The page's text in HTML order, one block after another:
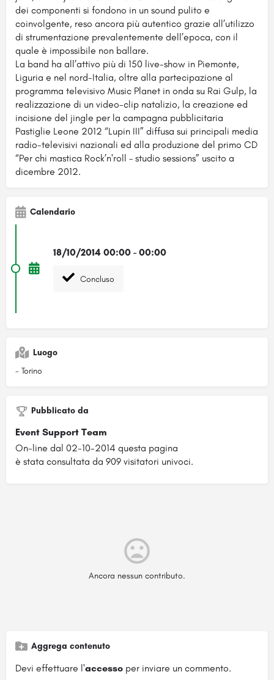
dei componenti si fondono in un sound pulito e
coinvolgente, reso ancora più autentico grazie all’utilizzo
di strumentazione prevalentemente dell’epoca, con il
quale è impossibile non ballare.
La band ha all’attivo più di 150 live-show in Piemonte,
Liguria e nel nord-Italia, oltre alla partecipazione al
programma televisivo Music Planet in onda su Rai Gulp, la
realizzazione di un video-clip natalizio, la creazione ed
incisione del jingle per la campagna pubblicitaria
Pastiglie Leone 2012 “Lupin III” diffusa sui principali media
radio-televisivi nazionali ed alla produzione del primo CD
“Per chi mastica Rock’n'roll – studio sessions” uscito a
dicembre 2012.
Calendario
18/10/2014 00:00 - 00:00
Concluso
Luogo
- Torino
Pubblicato da
Event Support Team
On-line dal 02-10-2014 questa pagina
è stata consultata da 909 visitatori univoci.
Ancora nessun contributo.
Aggrega contenuto
Devi effettuare l'accesso per inviare un commento.